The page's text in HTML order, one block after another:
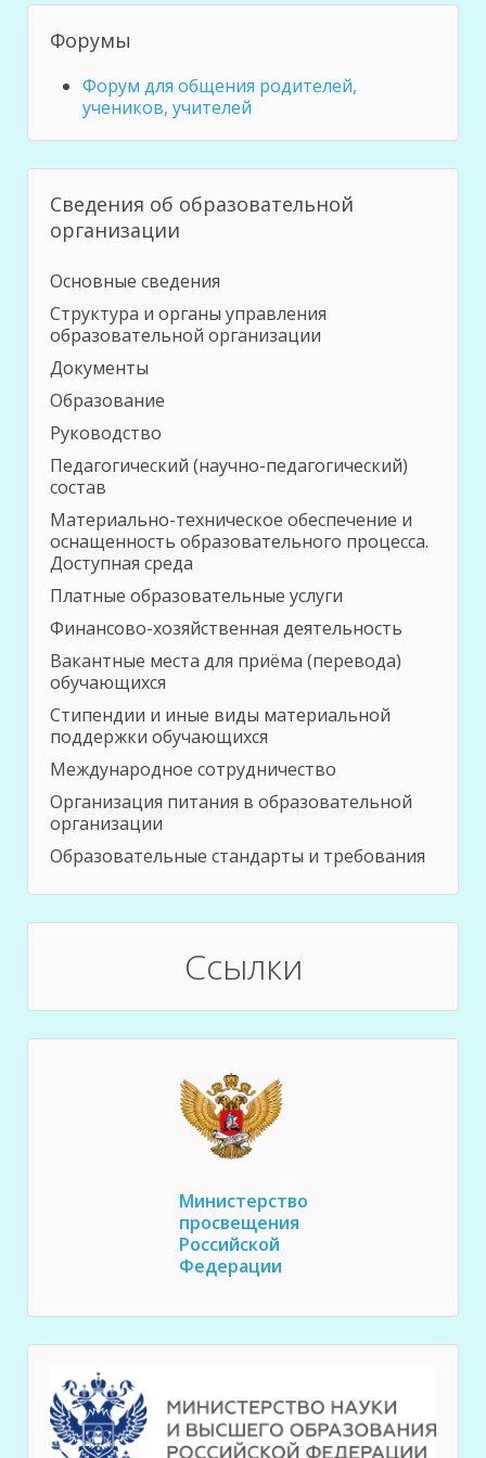
Форумы
Форум для общения родителей,
учеников, учителей
Сведения об образовательной
организации
Основные сведения
Структура и органы управления
образовательной организации
Документы
Образование
Руководство
Педагогический (научно-педагогический)
состав
Материально-техническое обеспечение и
оснащенность образовательного процесса.
Доступная среда
Платные образовательные услуги
Финансово-хозяйственная деятельность
Вакантные места для приёма (перевода)
обучающихся
Стипендии и иные виды материальной
поддержки обучающихся
Международное сотрудничество
Организация питания в образовательной
организации
Образовательные стандарты и требования
Ссылки
Министерство
просвещения
Российской
Федерации